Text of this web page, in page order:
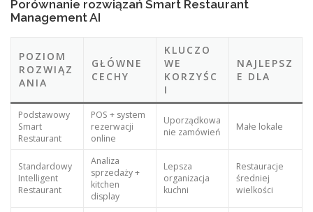
Porównanie rozwiązań Smart Restaurant
Management AI
POZIOM
ROZWIĄZ
ANIA
GŁÓWNE
CECHY
KLUCZO
WE
KORZYŚC
I
NAJLEPSZ
E DLA
Podstawowy
Smart
Restaurant
POS + system
rezerwacji
online
Uporządkowa
nie zamówień
Małe lokale
Standardowy
Intelligent
Restaurant
Analiza
sprzedaży +
kitchen
display
Lepsza
organizacja
kuchni
Restauracje
średniej
wielkości